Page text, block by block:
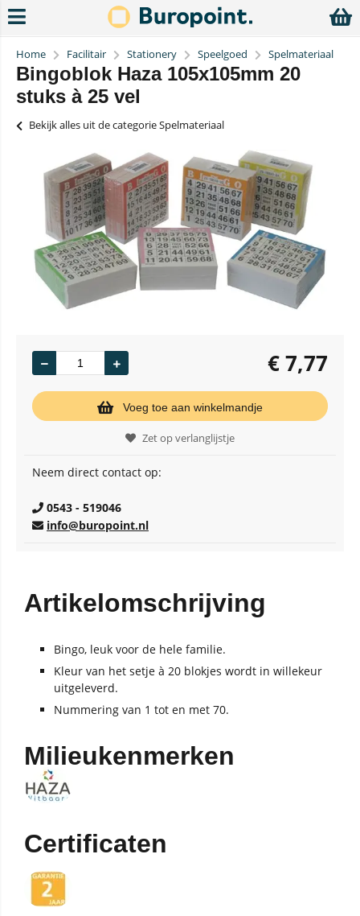
Home Facilitair Stationery Speelgoed Spelmateriaal
Bingoblok Haza 105x105mm 20
stuks à 25 vel
Bekijk alles uit de categorie Spelmateriaal
€7,77
Voeg toe aan winkelmandje
Zet op verlanglijstje
Neem direct contact op:
0543 - 519046
info@buropoint.nl
Artikelomschrijving
Bingo, leuk voor de hele familie.
Kleur van het setje à 20 blokjes wordt in willekeur
uitgeleverd.
Nummering van 1 tot en met 70.
Milieukenmerken
Certificaten